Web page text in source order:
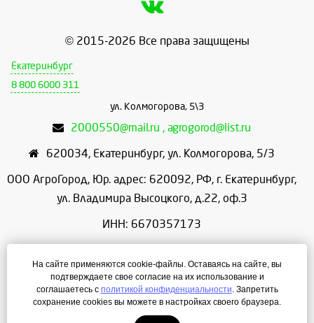
© 2015-2026 Все права защищены
Екатеринбург
8 800 6000 311
ул. Колмогорова, 5\3
2000550@mail.ru , agrogorod@list.ru
620034, Екатеринбург, ул. Колмогорова, 5/3
ООО АгроГород, Юр. адрес: 620092, РФ, г. Екатеринбург,
ул. Владимира Высоцкого, д.22, оф.3
ИНН: 6670357173
ОГРН: 1156658086166
Режим работы: с 9:00 до 18:00
На сайте применяются cookie-файлы. Оставаясь на сайте, вы
подтверждаете свое согласие на их использование и
соглашаетесь с политикой конфиденциальности. Запретить
сохранение cookies вы можете в настройках своего браузера.